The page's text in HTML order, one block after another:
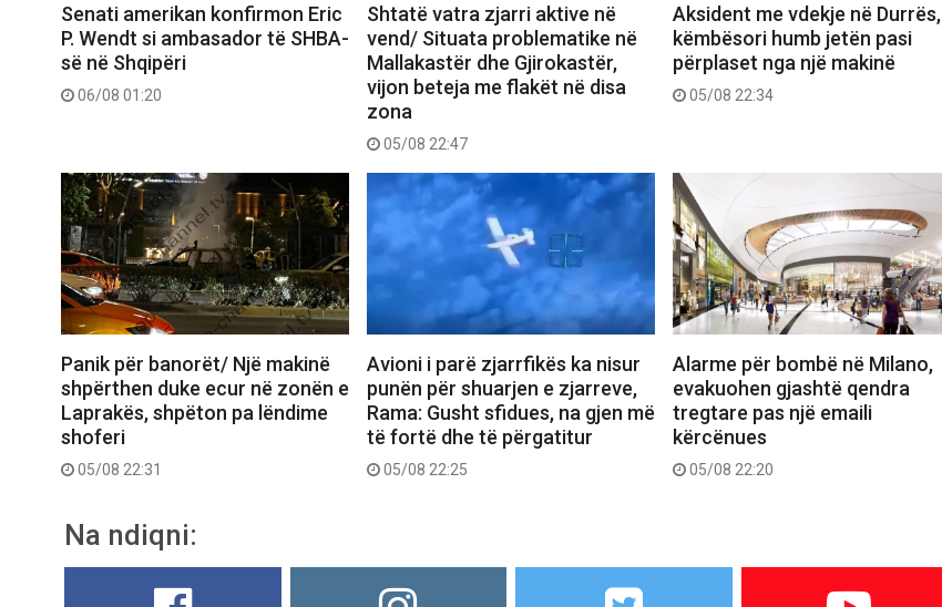
Senati amerikan konfirmon Eric
P. Wendt si ambasador të SHBA-
së në Shqipëri
06/08 01:20
Shtatë vatra zjarri aktive në
vend/ Situata problematike në
Mallakastër dhe Gjirokastër,
vijon beteja me flakët në disa
zona
05/08 22:47
Aksident me vdekje në Durrës,
këmbësori humb jetën pasi
përplaset nga një makinë
05/08 22:34
Panik për banorët/ Një makinë
shpërthen duke ecur në zonën e
Laprakës, shpëton pa lëndime
shoferi
05/08 22:31
Avioni i parë zjarrfikës ka nisur
punën për shuarjen e zjarreve,
Rama: Gusht sfidues, na gjen më
të fortë dhe të përgatitur
05/08 22:25
Alarme për bombë në Milano,
evakuohen gjashtë qendra
tregtare pas një emaili
kërcënues
05/08 22:20
Na ndiqni: